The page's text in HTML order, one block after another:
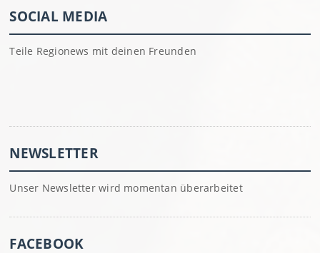
SOCIAL MEDIA
Teile Regionews mit deinen Freunden
NEWSLETTER
Unser Newsletter wird momentan überarbeitet
FACEBOOK